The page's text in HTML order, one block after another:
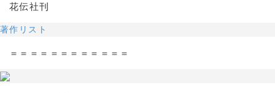
花伝社刊
著作リスト
＝＝＝＝＝＝＝＝＝＝＝＝